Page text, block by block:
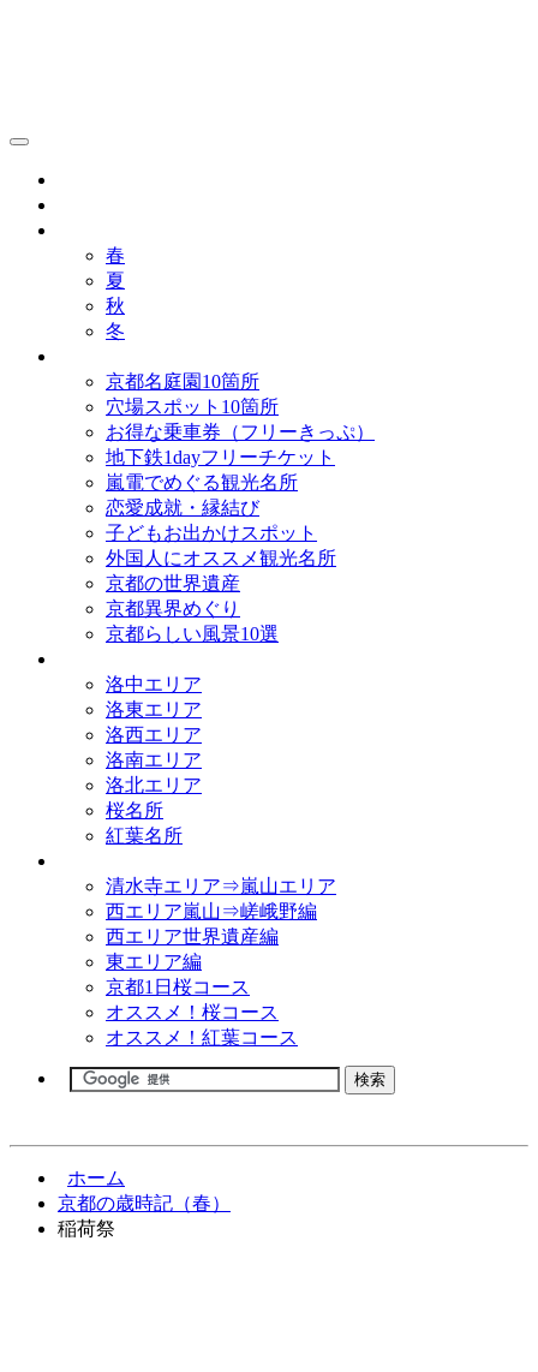
春
夏
秋
冬
京都名庭園10箇所
穴場スポット10箇所
お得な乗車券（フリーきっぷ）
地下鉄1dayフリーチケット
嵐電でめぐる観光名所
恋愛成就・縁結び
子どもお出かけスポット
外国人にオススメ観光名所
京都の世界遺産
京都異界めぐり
京都らしい風景10選
洛中エリア
洛東エリア
洛西エリア
洛南エリア
洛北エリア
桜名所
紅葉名所
清水寺エリア⇒嵐山エリア
西エリア嵐山⇒嵯峨野編
西エリア世界遺産編
東エリア編
京都1日桜コース
オススメ！桜コース
オススメ！紅葉コース
ホーム
京都の歳時記（春）
稲荷祭